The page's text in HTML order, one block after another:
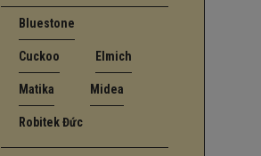
Bluestone
Cuckoo Elmich
Matika Midea
Robitek Đức